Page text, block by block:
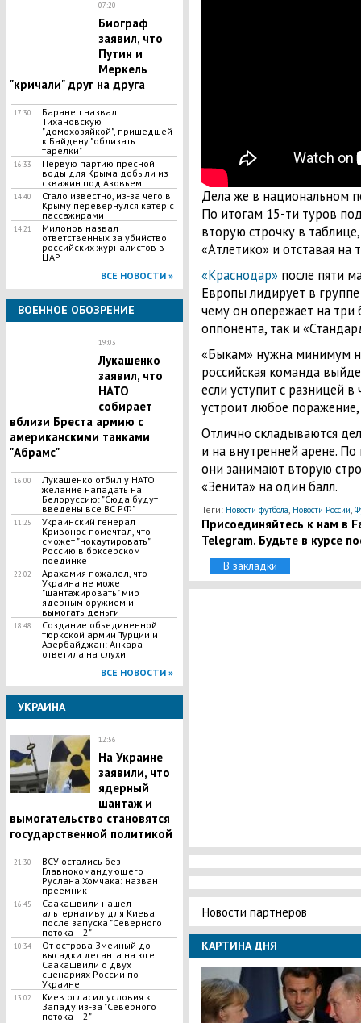
07:20
Биограф
заявил, что
Путин и
Меркель
"кричали" друг на друга
17:30
Баранец назвал
Тихановскую
"домохозяйкой", пришедшей
к Байдену "облизать
тарелки"
16:33
Первую партию пресной
воды для Крыма добыли из
скважин под Азовьем
14:40
Стало известно, из-за чего в
Крыму перевернулся катер с
пассажирами
14:21
Милонов назвал
ответственных за убийство
российских журналистов в
ЦАР
ВСЕ НОВОСТИ »
ВОЕННОЕ ОБОЗРЕНИЕ
19:03
Лукашенко
заявил, что
НАТО
собирает
вблизи Бреста армию с
американскими танками
"Абрамс"
16:00
Лукашенко отбил у НАТО
желание нападать на
Белоруссию: "Сюда будут
введены все ВС РФ"
11:25
Украинский генерал
Кривонос помечтал, что
сможет "нокаутировать"
Россию в боксерском
поединке
22:02
Арахамия пожалел, что
Украина не может
"шантажировать" мир
ядерным оружием и
вымогать деньги
18:48
Создание объединенной
тюркской армии Турции и
Азербайджан: Анкара
ответила на слухи
ВСЕ НОВОСТИ »
УКРАИНА
12:56
На Украине
заявили, что
ядерный
шантаж и
вымогательство становятся
государственной политикой
21:30
ВСУ остались без
Главнокомандующего
Руслана Хомчака: назван
преемник
16:45
Саакашвили нашел
альтернативу для Киева
после запуска "Северного
потока – 2"
10:34
​От острова Змеиный до
высадки десанта на юге:
Саакашвили о двух
сценариях России по
Украине
13:02
Киев огласил условия к
Западу из-за "Северного
потока – 2"
Дела же в национальном
По итогам 15-ти туров
вторую строчку в
«Атлетико» и отставая на
«Краснодар» после пяти
Европы лидирует в группе
чему он опережает на три
оппонента, так и
«Быкам» нужна минимум
российская команда
если уступит с разницей
устроит любое
Отлично складываются
и на внутренней арене.
они занимают вторую
«Зенита» на один балл.
Теги: Новости футбола Новости России
Присоединяйтесь к нам в
Telegram. Будьте в курсе
В закладки
Новости партнеров
КАРТИНА ДНЯ